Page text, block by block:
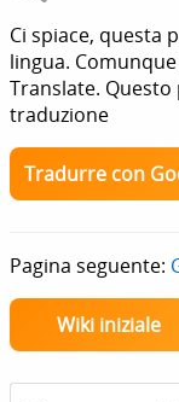
Ci spiace, questa
lingua.
Translate.
traduzione
Tradurre con
Pagina seguente:
Wiki iniziale